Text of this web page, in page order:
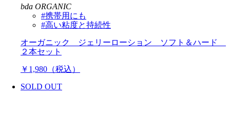
bda ORGANIC
#携帯用にも
#高い粘度と持続性
オーガニック ジェリーローション ソフト＆ハード
２本セット
￥1,980（税込）
SOLD OUT